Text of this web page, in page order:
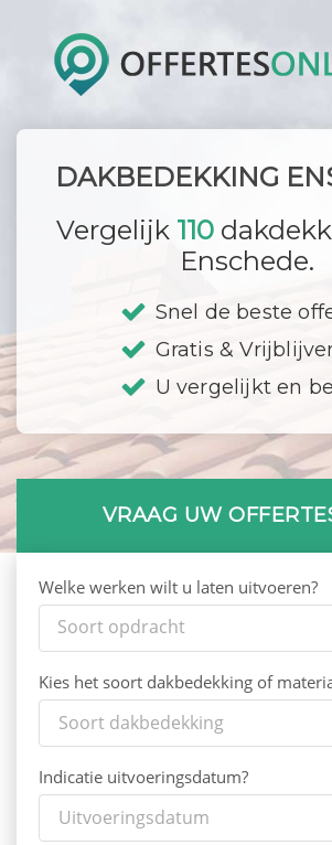
DAKBEDEKKING
Vergelijk 110
Enschede.
Snel de beste
Gratis &
U vergelijkt en
VRAAG UW
Welke werken wilt u laten uitvoeren?
Soort opdracht
Kies het soort dakbedekking of
Soort dakbedekking
Indicatie uitvoeringsdatum?
Uitvoeringsdatum